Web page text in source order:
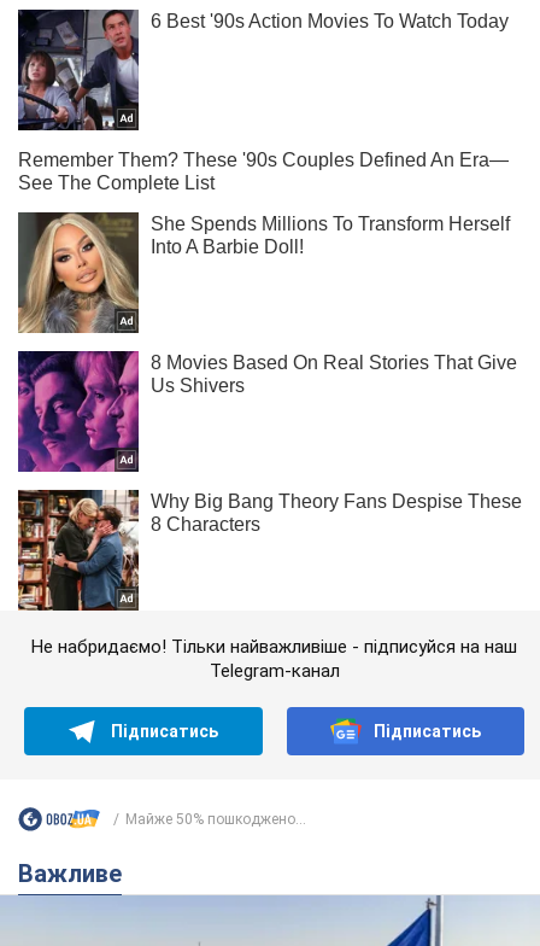
Не набридаємо! Тільки найважливіше - підписуйся на наш
Telegram-канал
Підписатись Підписатись
Майже 50% пошкоджено...
Важливе